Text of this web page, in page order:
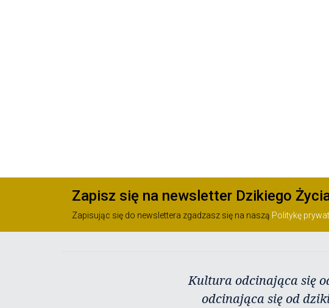
Zapisz się na newsletter Dzikiego
Zapisując się do newslettera zgadzasz się na naszą Politykę
Kultura odcinająca się
odcinająca się od